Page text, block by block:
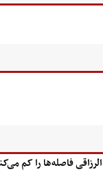
فاصله‌ها را کم